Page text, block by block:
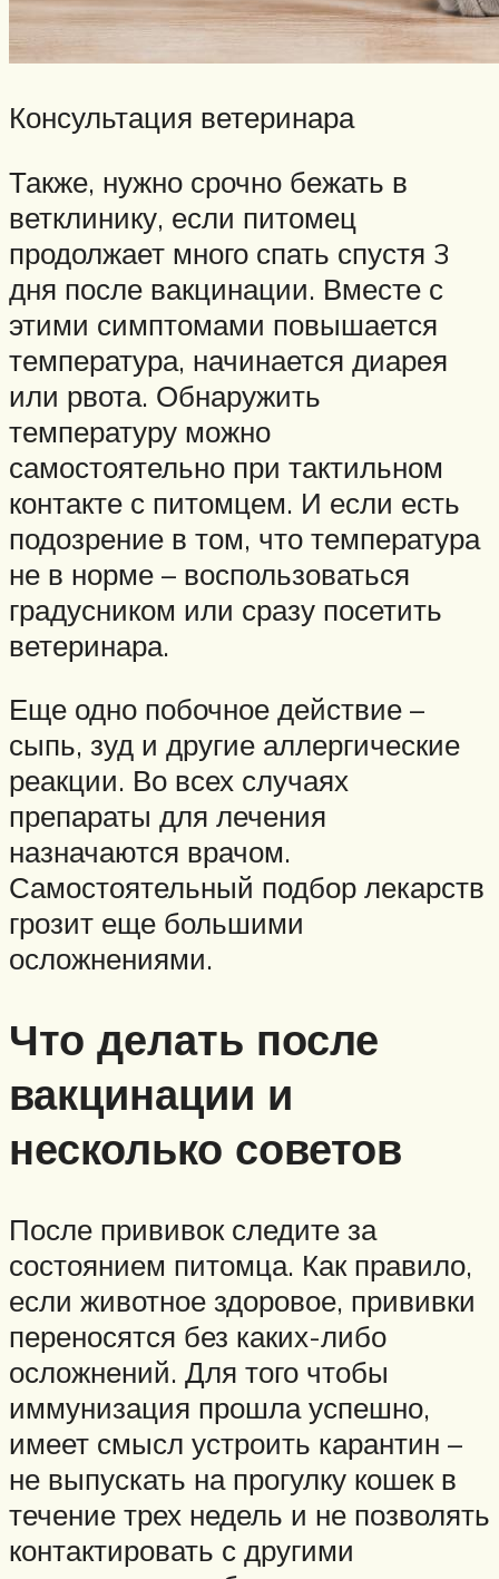
Консультация ветеринара
Также, нужно срочно бежать в
ветклинику, если питомец
продолжает много спать спустя 3
дня после вакцинации. Вместе с
этими симптомами повышается
температура, начинается диарея
или рвота. Обнаружить
температуру можно
самостоятельно при тактильном
контакте с питомцем. И если есть
подозрение в том, что температура
не в норме – воспользоваться
градусником или сразу посетить
ветеринара.
Еще одно побочное действие –
сыпь, зуд и другие аллергические
реакции. Во всех случаях
препараты для лечения
назначаются врачом.
Самостоятельный подбор лекарств
грозит еще большими
осложнениями.
Что делать после
вакцинации и
несколько советов
После прививок следите за
состоянием питомца. Как правило,
если животное здоровое, прививки
переносятся без каких-либо
осложнений. Для того чтобы
иммунизация прошла успешно,
имеет смысл устроить карантин –
не выпускать на прогулку кошек в
течение трех недель и не позволять
контактировать с другими